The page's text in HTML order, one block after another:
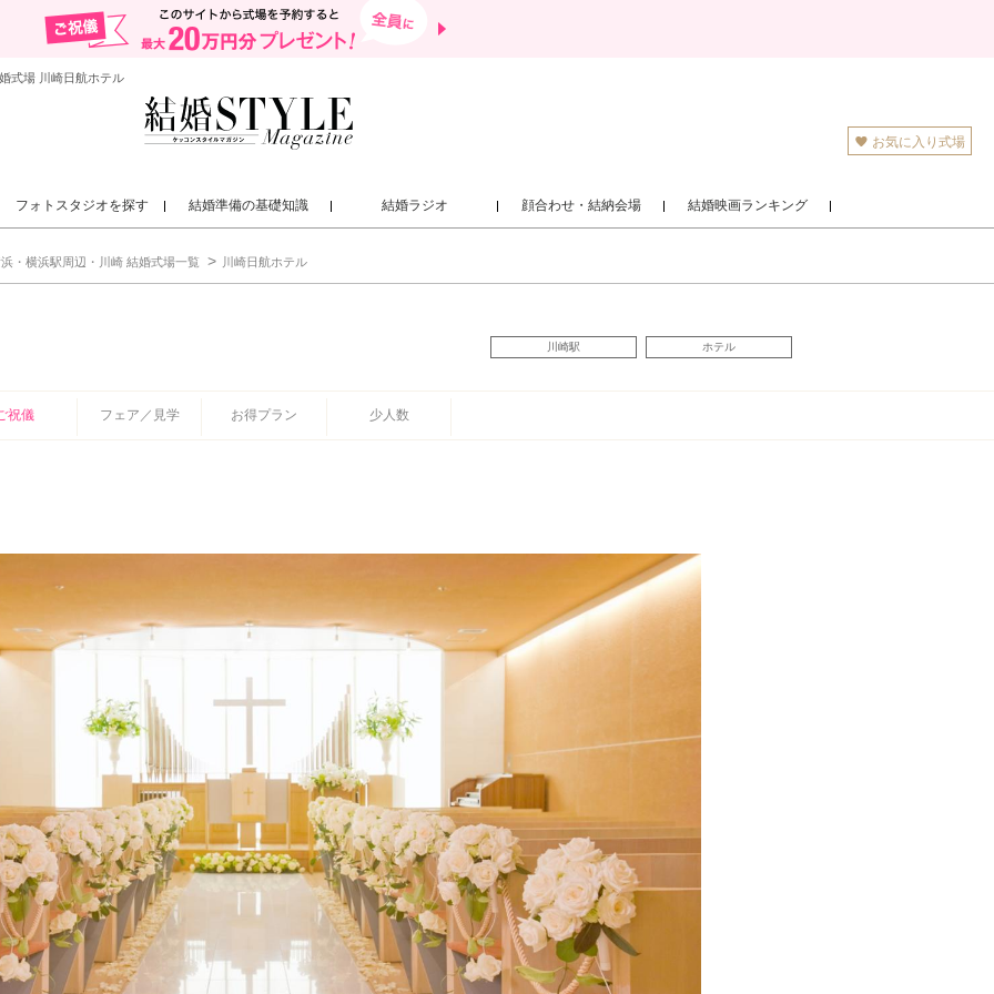
式場 川崎日航ホテル
お気に入り式場
フォトスタジオを探す 結婚準備の基礎知識 結婚ラジオ 顔合わせ・結納会場 結婚映画ランキング
・横浜駅周辺・川崎 結婚式場一覧 川崎日航ホテル
川崎駅 ホテル
祝儀 フェア／見学 お得プラン 少人数